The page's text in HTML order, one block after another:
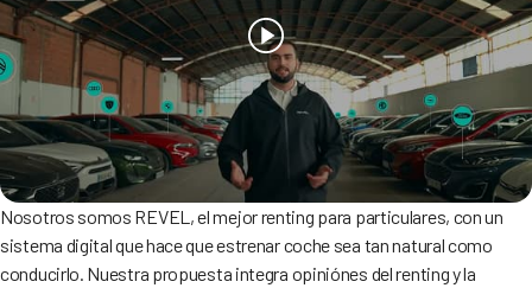
Nosotros somos REVEL, el mejor renting para particulares, con un
sistema digital que hace que estrenar coche sea tan natural como
conducirlo. Nuestra propuesta integra opiniónes del renting y la